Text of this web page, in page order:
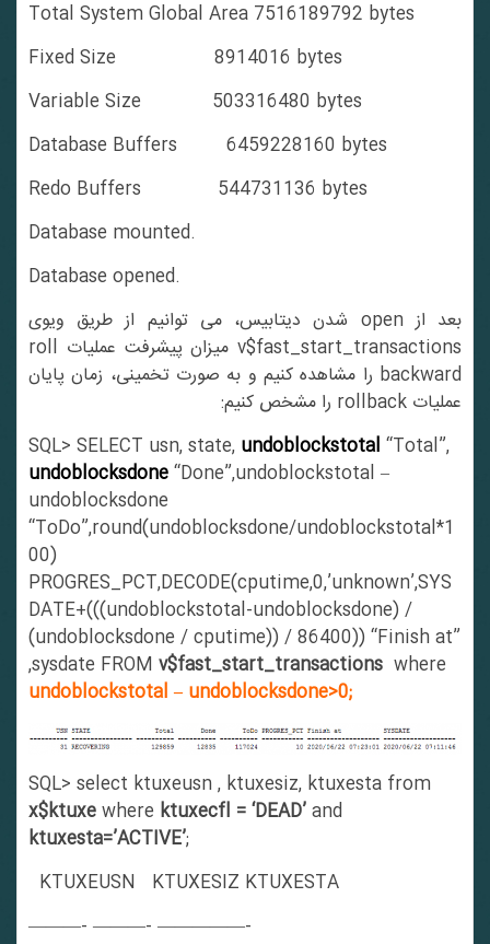
Total System Global Area 7516189792 bytes
Fixed Size 8914016 bytes
Variable Size 503316480 bytes
Database Buffers 6459228160 bytes
Redo Buffers 544731136 bytes
Database mounted.
Database opened.
بعد از open شدن دیتابیس، می توانیم از طریق ویوی
v$fast_start_transactions میزان پیشرفت عملیات roll
backward را مشاهده کنیم و به صورت تخمینی، زمان پایان
عملیات rollback را مشخص کنیم:
SQL> SELECT usn, state,undoblockstotal “Total”,
undoblocksdone “Done”,undoblockstotal –
undoblocksdone
“ToDo”,round(undoblocksdone/undoblockstotal*1
PROGRES_PCT,DECODE(cputime,0,’unknown’,SYS
DATE+(((undoblockstotal-undoblocksdone) /
(undoblocksdone / cputime)) / 86400)) “Finish at”
,sysdate FROMv$fast_start_transactionswhere
undoblockstotal – undoblocksdone>0;
SQL> select ktuxeusn , ktuxesiz, ktuxesta from
x$ktuxewherektuxecfl = ‘DEAD’and
ktuxesta=’ACTIVE’
KTUXEUSN KTUXESIZ KTUXESTA
———- ———- —————-